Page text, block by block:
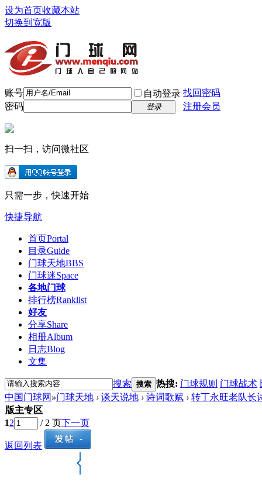
设为首页收藏本站
切换到宽版
账号 自动登录 找回密码
密码
登录 注册会员
扫一扫，访问微社区
只需一步，快速开始
快捷导航
首页Portal
目录Guide
门球天地BBS
门球迷Space
各地门球
排行榜Ranklist
好友
分享Share
相册Album
日志Blog
文集
搜索 搜索 热搜: 门球规则 门球战术
中国门球网 »门球天地 › 谈天说地 › 诗词歌赋 › 转丁永旺老队长
版主专区
12 / 2 页下一页
返回列表